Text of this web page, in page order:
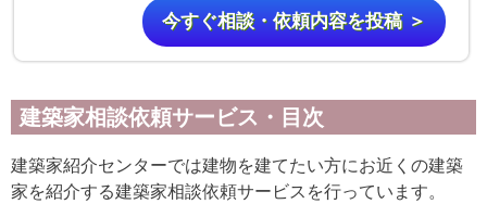
今すぐ相談・依頼内容を投稿 ＞
建築家相談依頼サービス・目次
建築家紹介センターでは建物を建てたい方にお近くの建築
家を紹介する建築家相談依頼サービスを行っています。